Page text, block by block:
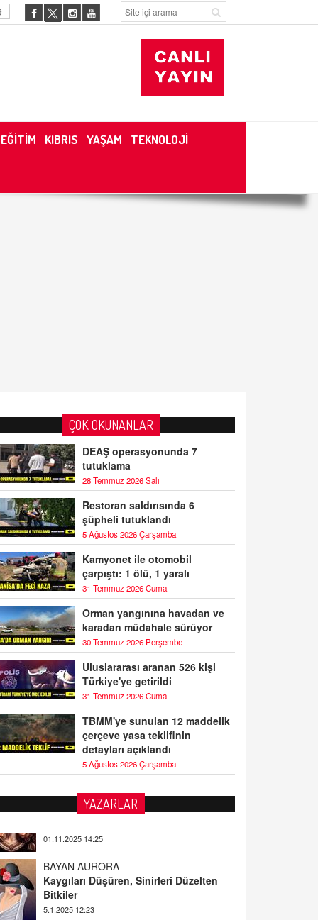
EĞİTİM KIBRIS YAŞAM TEKNOLOJİ
ÇOK OKUNANLAR
DEAŞ operasyonunda 7
tutuklama
28 Temmuz 2026 Salı
Restoran saldırısında 6
şüpheli tutuklandı
5 Ağustos 2026 Çarşamba
Kamyonet ile otomobil
çarpıştı: 1 ölü, 1 yaralı
31 Temmuz 2026 Cuma
Orman yangınına havadan ve
karadan müdahale sürüyor
30 Temmuz 2026 Perşembe
Uluslararası aranan 526 kişi
Türkiye'ye getirildi
31 Temmuz 2026 Cuma
TBMM'ye sunulan 12 maddelik
çerçeve yasa teklifinin
detayları açıklandı
5 Ağustos 2026 Çarşamba
YAZARLAR
BAYAN AURORA
Bitkiler
5.1.2025 12:23
DOKTOR CİVANIM